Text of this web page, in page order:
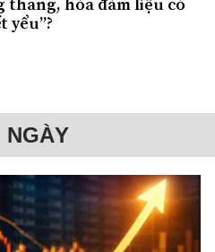
yểu”?
NGÀY